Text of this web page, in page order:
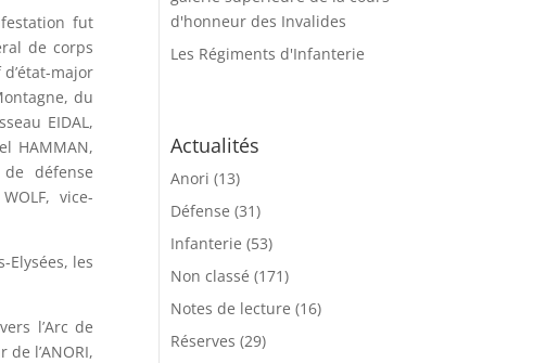
fut
de corps
major
du
EIDAL,
HAMMAN,
défense
vice-
Elysées, les
l’Arc de
l’ANORI,
d'honneur des Invalides
Les Régiments d'Infanterie
Actualités
Anori (13)
Défense (31)
Infanterie (53)
Non classé (171)
Notes de lecture (16)
Réserves (29)